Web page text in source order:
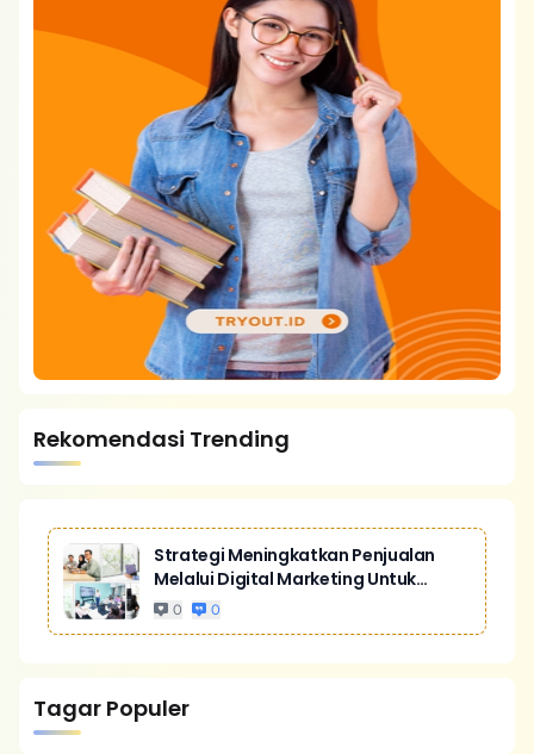
Rekomendasi Trending
Strategi Meningkatkan Penjualan
Melalui Digital Marketing Untuk
Bisnis Yang Lebih Kompetitif
0 0
Tagar Populer